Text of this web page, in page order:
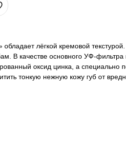
лёгкой кремовой
В качестве основного УФ-фильтра
оксид цинка, а специально
тонкую нежную кожу губ от